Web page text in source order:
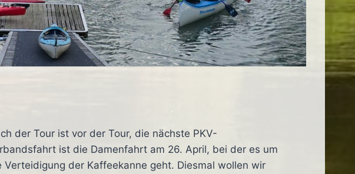
der Tour ist vor der Tour, die nächste PKV-
ist die Damenfahrt am 26. April, bei der es um
Verteidigung der Kaffeekanne geht. Diesmal wollen wir